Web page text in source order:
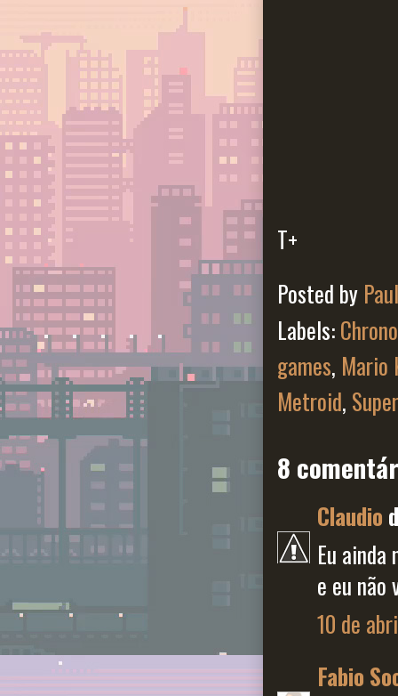
T+
Posted by
Labels:
games, Mario
Metroid,
8
Claudio
Eu
e eu não
10 de
Fabio